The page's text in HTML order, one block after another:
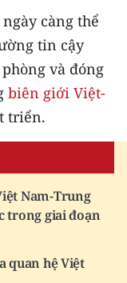
càng thể
tin cậy
và đóng
biên giới Việt-
triển.
Nam-Trung
trong giai đoạn
quan hệ Việt